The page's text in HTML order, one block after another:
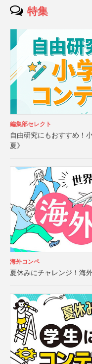
特集
編集部セレクト
自由研究にもおすすめ！
夏》
海外コンペ
夏休みにチャレンジ！海